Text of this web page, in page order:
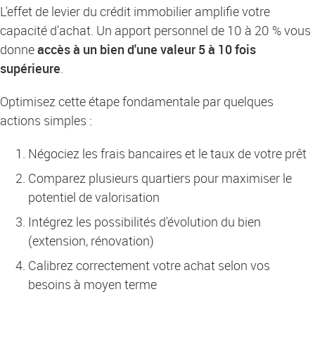
L'effet de levier du crédit immobilier amplifie votre
capacité d'achat. Un apport personnel de 10 à 20 % vous
donneaccès à un bien d'une valeur 5 à 10 fois
supérieure.
Optimisez cette étape fondamentale par quelques
actions simples :
Négociez les frais bancaires et le taux de votre prêt
Comparez plusieurs quartiers pour maximiser le
potentiel de valorisation
Intégrez les possibilités d'évolution du bien
(extension, rénovation)
Calibrez correctement votre achat selon vos
besoins à moyen terme